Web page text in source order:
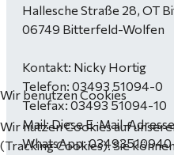
Hallesche Straße 28, OT
06749 Bitterfeld-Wolfen
Kontakt: Nicky Hortig
Telefon: 03493 51094-0
Telefax: 03493 51094-10
Mail:Diese E-Mail-
WhatsApp: 03493510940
Wir benutzen Cookies
Wir nutzen Cookies auf
(Tracking Cookies). Sie